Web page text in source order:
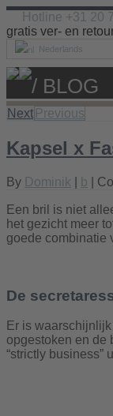
Hotline +31 20
gratis ver- en
Nederlands
/ BLOG
Next Previous
Kapsel x
By Dominik b
Een bril is niet
het gezicht meer
goede combinatie
De
Er is
opgestoken en de
“strictly business”